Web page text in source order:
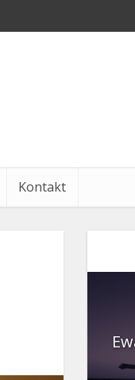
Kontakt